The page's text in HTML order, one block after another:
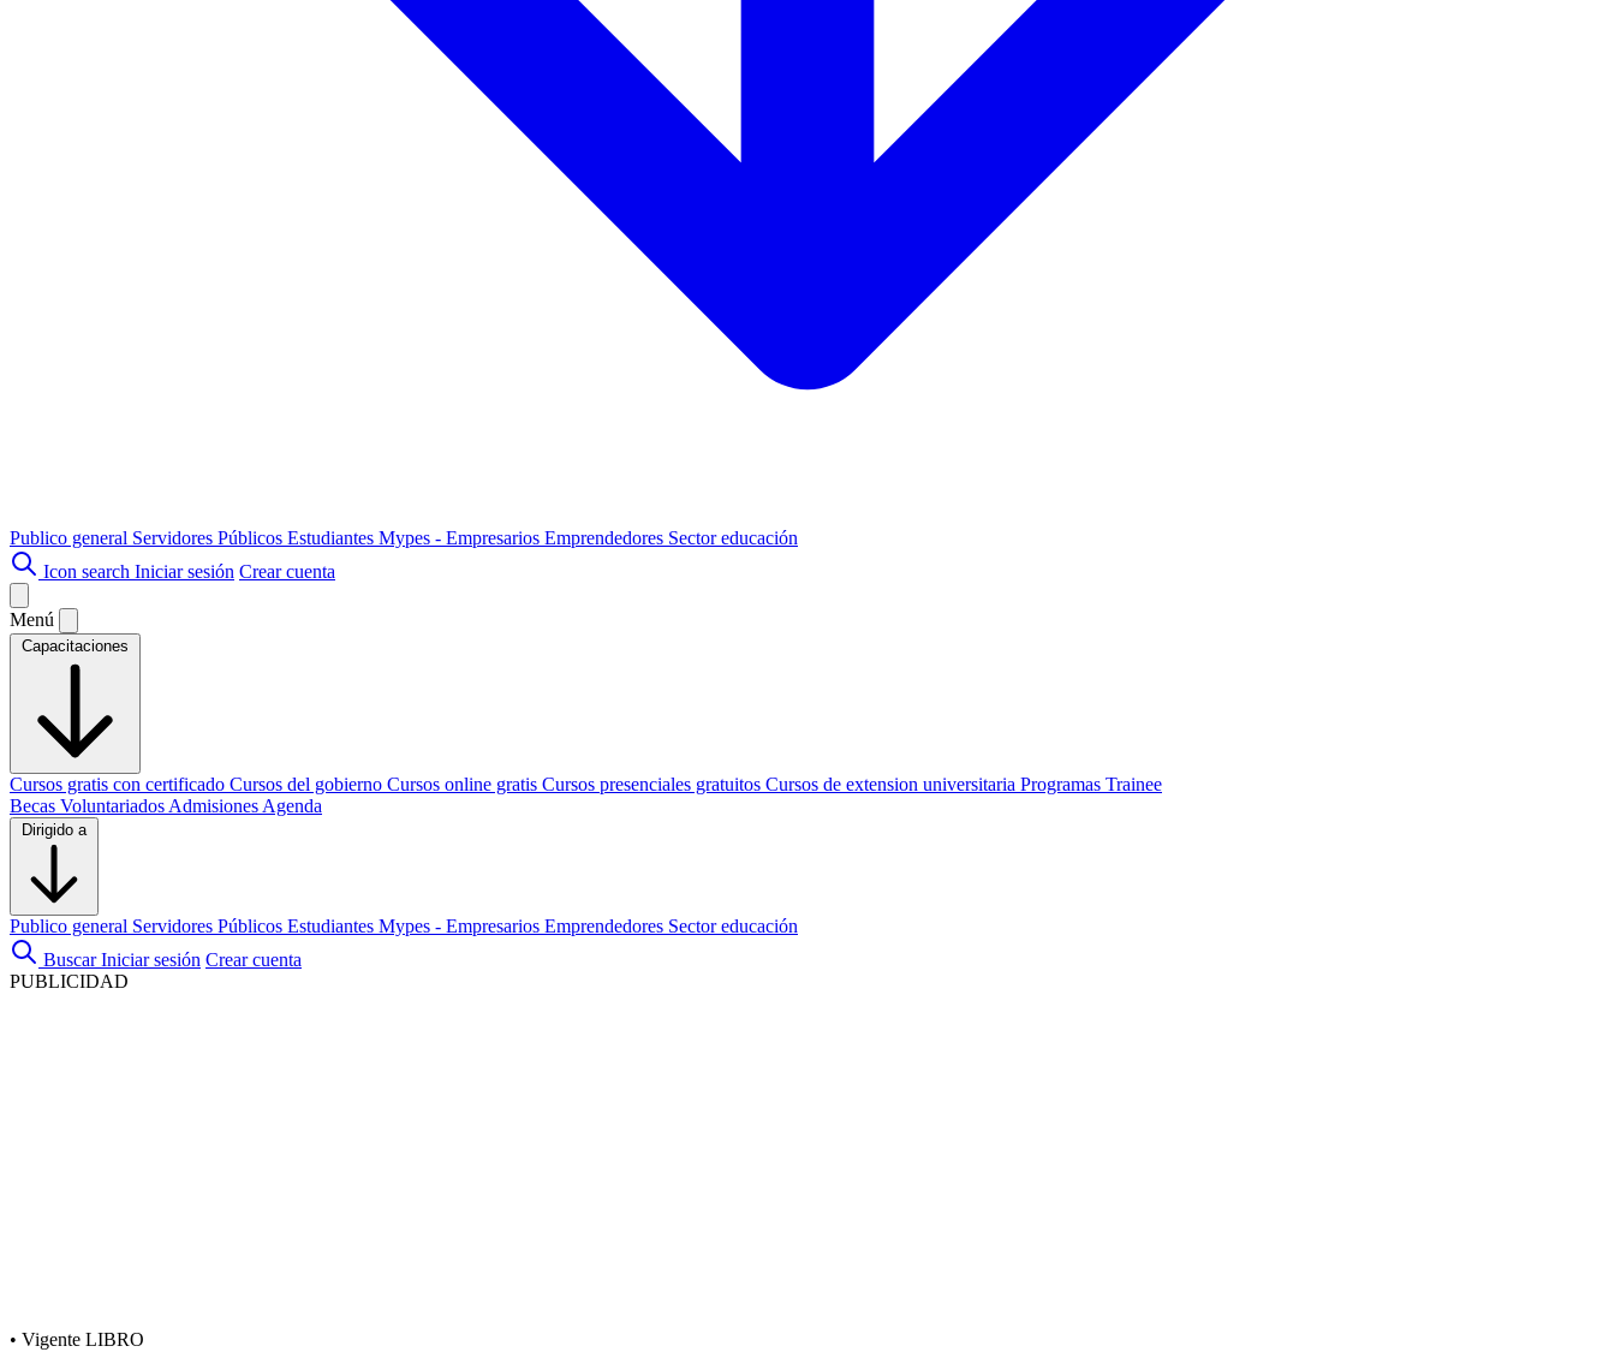
Publico general Servidores Públicos Estudiantes Mypes - Empresarios Emprendedores Sector educación
Icon search Iniciar sesión Crear cuenta
Menú
Capacitaciones
Cursos gratis con certificado Cursos del gobierno Cursos online gratis Cursos presenciales gratuitos Cursos de extension universitaria Programas Trainee
Becas Voluntariados Admisiones Agenda
Dirigido a
Publico general Servidores Públicos Estudiantes Mypes - Empresarios Emprendedores Sector educación
Buscar Iniciar sesión Crear cuenta
PUBLICIDAD
• Vigente LIBRO